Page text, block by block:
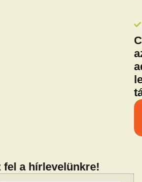
fel a hírlevelünkre!